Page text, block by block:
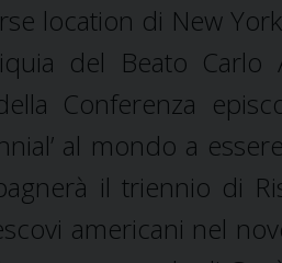
location di New
del Beato Carlo
Conferenza
al mondo a
il triennio di
americani nel